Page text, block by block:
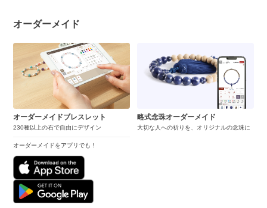
オーダーメイド
オーダーメイドブレスレット
230種以上の石で自由にデザイン
オーダーメイドをアプリでも！
略式念珠オーダーメイド
大切な人への祈りを、オリジナルの念珠に